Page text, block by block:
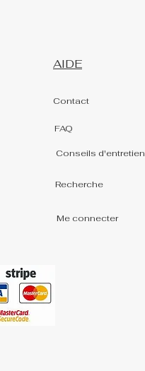
AIDE
Contact
FAQ
Conseils d'entretien
Recherche
Me connecter